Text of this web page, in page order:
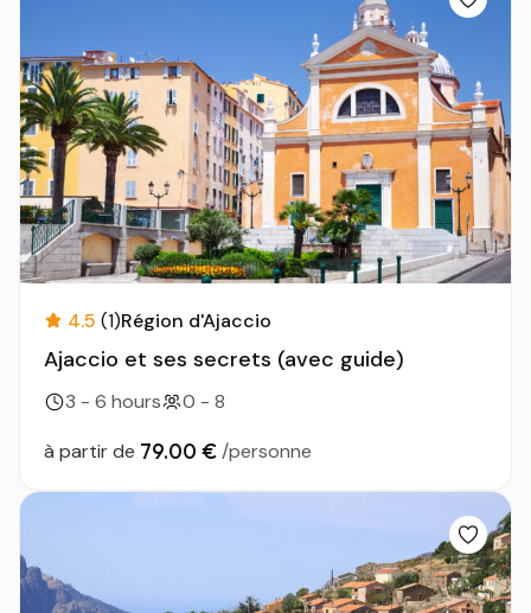
4.5 (1)Région d'Ajaccio
Ajaccio et ses secrets (avec guide)
3 - 6 hours
0 - 8
à partir de 79.00 € /personne